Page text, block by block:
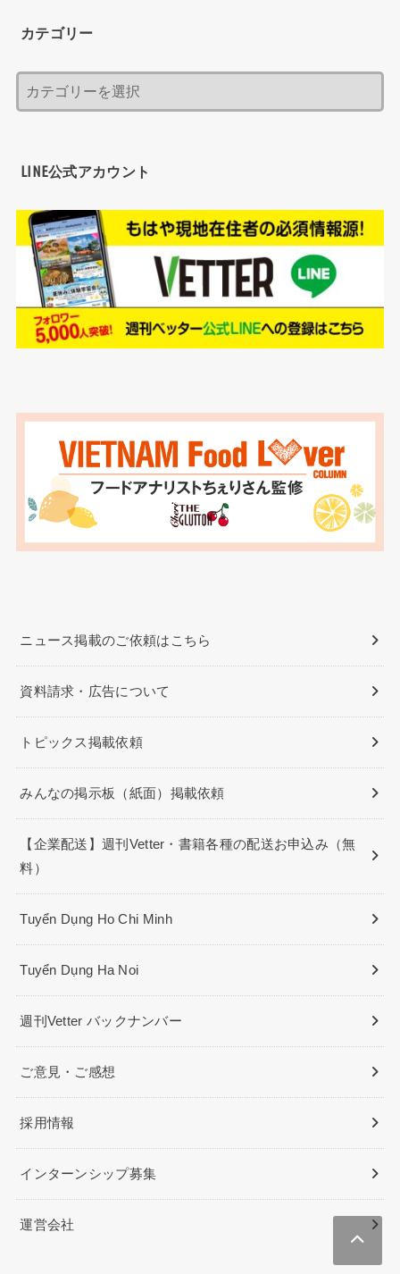
カテゴリー
LINE公式アカウント
ニュース掲載のご依頼はこちら
資料請求・広告について
トピックス掲載依頼
みんなの掲示板（紙面）掲載依頼
【企業配送】週刊Vetter・書籍各種の配送お申込み（無
料）
Tuyển Dụng Ho Chi Minh
Tuyển Dụng Ha Noi
週刊Vetter バックナンバー
ご意見・ご感想
採用情報
インターンシップ募集
運営会社